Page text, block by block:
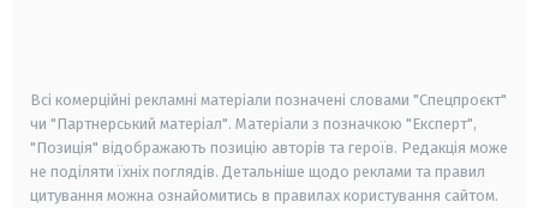
Всі комерційні рекламні матеріали позначені словами "Спецпроєкт"
чи "Партнерський матеріал". Матеріали з позначкою "Експерт",
"Позиція" відображають позицію авторів та героїв. Редакція може
не поділяти їхніх поглядів. Детальніше щодо реклами та правил
цитування можна ознайомитись в правилах користування сайтом.